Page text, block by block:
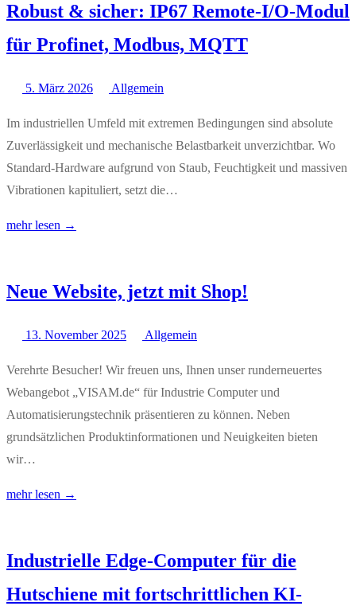
Robust & sicher: IP67 Remote-I/O-Modul
für Profinet, Modbus, MQTT
5. März 2026 Allgemein
Im industriellen Umfeld mit extremen Bedingungen sind absolute
Zuverlässigkeit und mechanische Belastbarkeit unverzichtbar. Wo
Standard-Hardware aufgrund von Staub, Feuchtigkeit und massiven
Vibrationen kapituliert, setzt die…
mehr lesen →
Neue Website, jetzt mit Shop!
13. November 2025 Allgemein
Verehrte Besucher! Wir freuen uns, Ihnen unser runderneuertes
Webangebot „VISAM.de“ für Industrie Computer und
Automatisierungstechnik präsentieren zu können. Neben
grundsätzlichen Produktinformationen und Neuigkeiten bieten
wir…
mehr lesen →
Industrielle Edge-Computer für die
Hutschiene mit fortschrittlichen KI-